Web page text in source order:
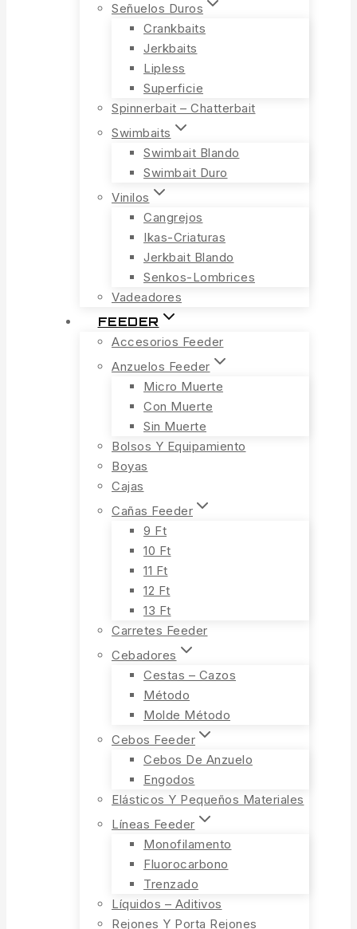
Señuelos Duros
Crankbaits
Jerkbaits
Lipless
Superficie
Spinnerbait – Chatterbait
Swimbaits
Swimbait Blando
Swimbait Duro
Vinilos
Cangrejos
Ikas-Criaturas
Jerkbait Blando
Senkos-Lombrices
Vadeadores
FEEDER
Accesorios Feeder
Anzuelos Feeder
Micro Muerte
Con Muerte
Sin Muerte
Bolsos Y Equipamiento
Boyas
Cajas
Cañas Feeder
9 Ft
10 Ft
11 Ft
12 Ft
13 Ft
Carretes Feeder
Cebadores
Cestas – Cazos
Método
Molde Método
Cebos Feeder
Cebos De Anzuelo
Engodos
Elásticos Y Pequeños Materiales
Líneas Feeder
Monofilamento
Fluorocarbono
Trenzado
Líquidos – Aditivos
Rejones Y Porta Rejones